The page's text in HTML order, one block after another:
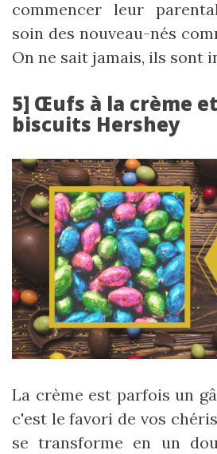
commencer leur
soin des nouveau-nés
On ne sait jamais, ils sont
5] Œufs à la crème
biscuits Hershey
La crème est parfois un
c'est le favori de vos
se transforme en un